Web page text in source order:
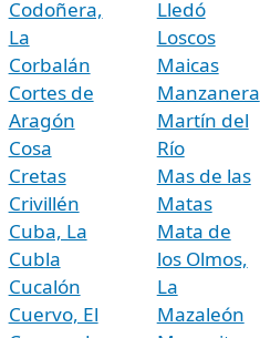
Codoñera,
La
Corbalán
Cortes de
Aragón
Cosa
Cretas
Crivillén
Cuba, La
Cubla
Cucalón
Cuervo, El
Lledó
Loscos
Maicas
Manzanera
Martín del
Río
Mas de las
Matas
Mata de
los Olmos,
La
Mazaleón